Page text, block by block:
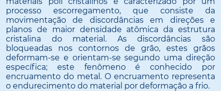
processo escorregamento, que consiste da
movimentação de discordâncias em direções e
planos de maior densidade atômica da estrutura
cristalina do material. As discordâncias são
bloqueadas nos contornos de grão, estes grãos
deformam-se e orientam-se segundo uma direção
específica; este fenômeno é conhecido por
encruamento do metal. O encruamento representa
o endurecimento do material por deformação a frio.